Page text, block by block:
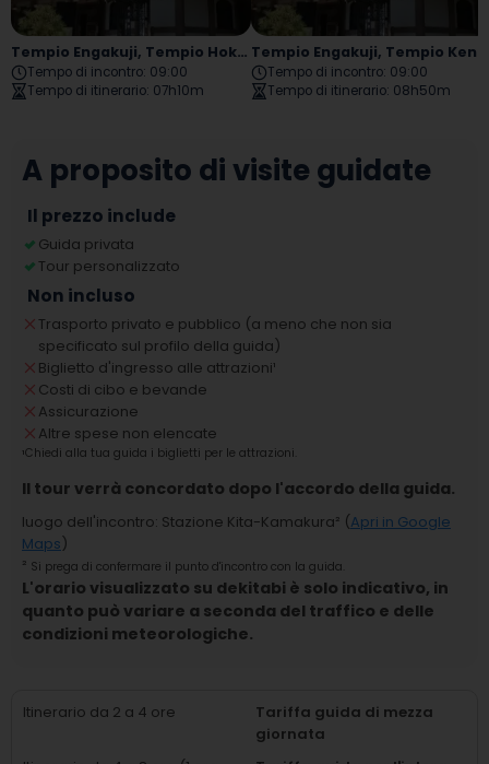
Tempio Engakuji, Tempio Hokokuji, Via Komachi, Santuario Tsurugaoka Hachimangu, Tempio Hasedera
Tempo di incontro: 09:00
Tempo di itinerario: 07h10m
Tempo di incontro: 09:00
Tempo di itinerario: 08h50m
A proposito di visite guidate
Il prezzo include
Guida privata
Tour personalizzato
Non incluso
Trasporto privato e pubblico (a meno che non sia
specificato sul profilo della guida)
Biglietto d'ingresso alle attrazioni¹
Costi di cibo e bevande
Assicurazione
Altre spese non elencate
¹Chiedi alla tua guida i biglietti per le attrazioni.
Il tour verrà concordato dopo l'accordo della guida.
luogo dell'incontro: Stazione Kita-Kamakura² (Apri in Google
Maps)
² Si prega di confermare il punto d'incontro con la guida.
L'orario visualizzato su dekitabi è solo indicativo, in
quanto può variare a seconda del traffico e delle
condizioni meteorologiche.
Itinerario da 2 a 4 ore
Tariffa guida di mezza
giornata